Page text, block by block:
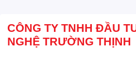
CÔNG TY TNHH ĐẦU
NGHỆ TRƯỜNG THỊNH